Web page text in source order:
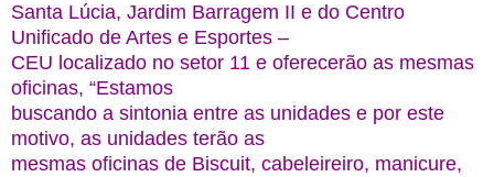
Santa Lúcia, Jardim Barragem II e do Centro
Unificado de Artes e Esportes –
CEU localizado no setor 11 e oferecerão as mesmas
oficinas, “Estamos
buscando a sintonia entre as unidades e por este
motivo, as unidades terão as
mesmas oficinas de Biscuit, cabeleireiro, manicure,